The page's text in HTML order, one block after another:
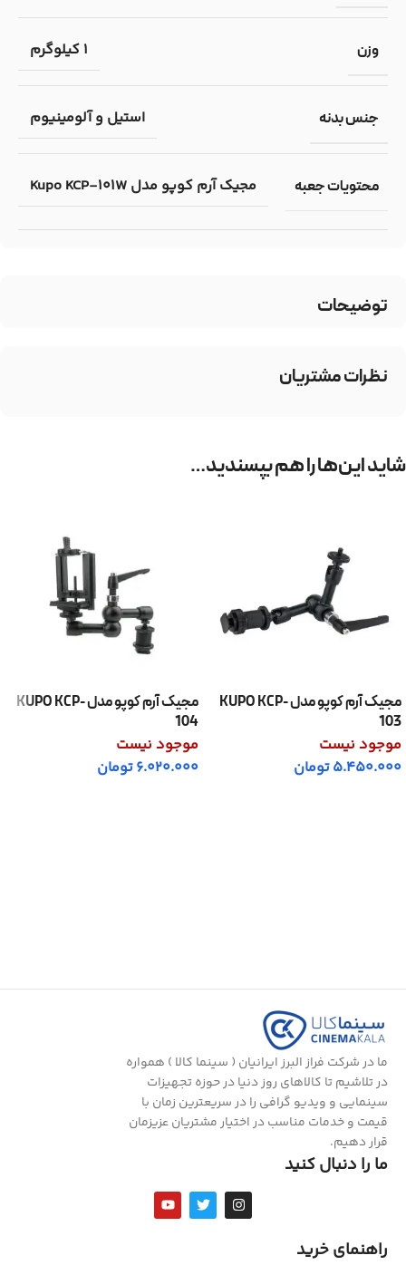
توضیحات
وزن 1 کیلوگرم
جنس بدنه استیل و آلومینیوم
محتویات جعبه مجیک آرم کوپو مدل Kupo KCP-101W
نظرات مشتریان
شاید این‌ها را هم بپسندید…
مجیک آرم کوپو مدل KUPO KCP-
103
موجود نیست
5.450.000تومان
مجیک آرم کوپو مدل KUPO KCP-
104
موجود نیست
6.020.000تومان
ما در شرکت فراز البرز ایرانیان ( سینما کالا ) همواره
در تلاشیم تا کالاهای روز دنیا در حوزه تجهیزات
سینمایی و ویدیو گرافی را در سریعترین زمان با
قیمت و خدمات مناسب در اختیار مشتریان عزیزمان
قرار دهیم.
ما را دنبال کنید
راهنمای خرید